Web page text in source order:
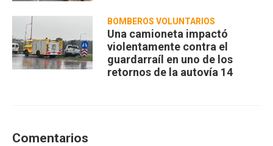
BOMBEROS VOLUNTARIOS
Una camioneta impactó
violentamente contra el
guardarraíl en uno de los
retornos de la autovía 14
Comentarios